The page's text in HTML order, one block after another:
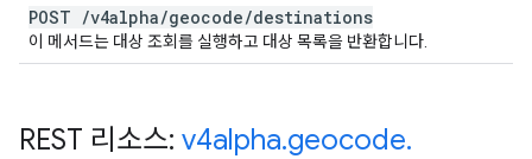
POST /v4alpha/geocode/destinations
이 메서드는 대상 조회를 실행하고 대상 목록을 반환합니다.
REST 리소스: v4alpha.geocode.